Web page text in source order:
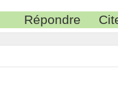
Répondre